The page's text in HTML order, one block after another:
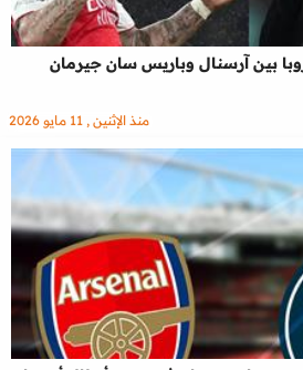
بين آرسنال وباريس سان جيرمان
منذ الإثنين , 11 مايو 2026